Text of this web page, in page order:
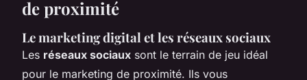
de proximité
Le marketing digital et les réseaux sociaux
Les réseaux sociaux sont le terrain de jeu idéal
pour le marketing de proximité. Ils vous